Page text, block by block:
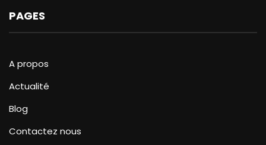
PAGES
A propos
Actualité
Blog
Contactez nous